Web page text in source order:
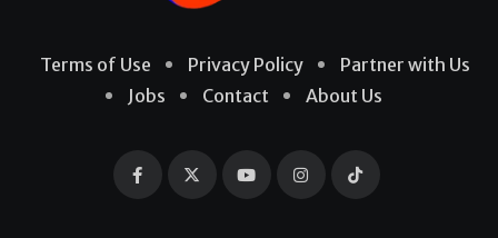
Terms of Use Privacy Policy
Partner with Us
Jobs
Contact About Us